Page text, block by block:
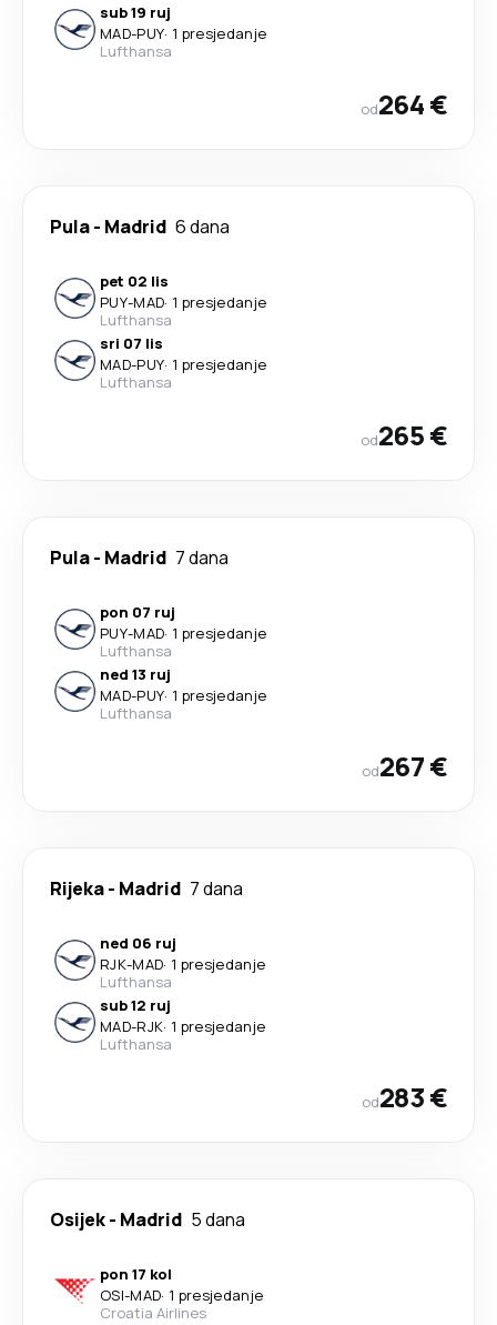
sub 19 ruj
MAD-PUY· 1 presjedanje
Lufthansa
od264 €
Pula- Madrid 6 dana
pet 02 lis
PUY-MAD· 1 presjedanje
Lufthansa
sri 07 lis
MAD-PUY· 1 presjedanje
Lufthansa
od265 €
Pula- Madrid 7 dana
pon 07 ruj
PUY-MAD· 1 presjedanje
Lufthansa
ned 13 ruj
MAD-PUY· 1 presjedanje
Lufthansa
od267 €
Rijeka- Madrid 7 dana
ned 06 ruj
RJK-MAD· 1 presjedanje
Lufthansa
sub 12 ruj
MAD-RJK· 1 presjedanje
Lufthansa
od283 €
Osijek- Madrid 5 dana
pon 17 kol
OSI-MAD· 1 presjedanje
Croatia Airlines